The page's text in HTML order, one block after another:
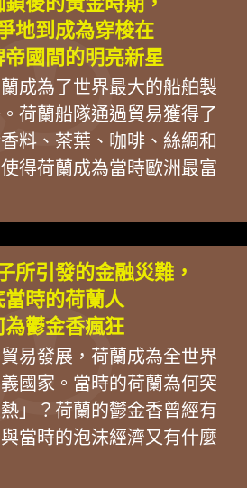
地到成為穿梭在
國間的明亮新星
成為了世界最大的船舶製
荷蘭船隊通過貿易獲得了
料、茶葉、咖啡、絲綢和
得荷蘭成為當時歐洲最富
所引發的金融災難，
當時的荷蘭人
為鬱金香瘋狂
易發展，荷蘭成為全世界
國家。當時的荷蘭為何突
」？荷蘭的鬱金香曾經有
當時的泡沫經濟又有什麼